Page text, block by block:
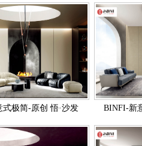
极简-原创 悟·沙发 BINFI-新